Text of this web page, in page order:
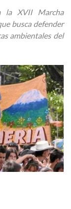
la XVII Marcha
busca defender
ambientales del